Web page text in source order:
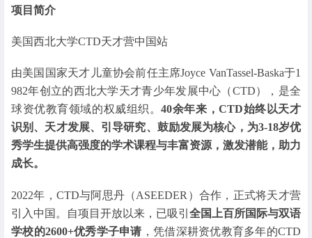
项目简介
美国西北大学CTD天才营中国站
由美国国家天才儿童协会前任主席Joyce VanTassel-Baska于1
982年创立的西北大学天才青少年发展中心（CTD），是全
球资优教育领域的权威组织。40余年来，CTD始终以天才
识别、天才发展、引导研究、鼓励发展为核心， 为3-18岁优
秀学生提供高强度的学术课程与丰富资源，激发潜能，助力
成长。
2022年，CTD与阿思丹（ASEEDER）合作，正式将天才营
引入中国。自项目开放以来，已吸引 全国上百所国际与双语
学校的2600+优秀学子申请，凭借深耕资优教育多年的CTD